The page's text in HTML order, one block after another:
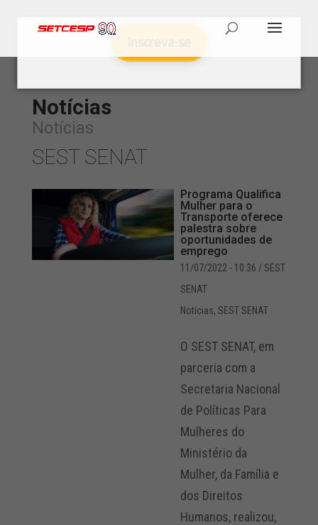
Notícias
Notícias
SEST SENAT
Programa Qualifica
Mulher para o
Transporte oferece
palestra sobre
oportunidades de
emprego
11/07/2022 - 10:36 / SEST
SENAT
Notícias, SEST SENAT
O SEST SENAT, em
parceria com a
Secretaria Nacional
de Políticas Para
Mulheres do
Ministério da
Mulher, da Família e
dos Direitos
Humanos, realizou,